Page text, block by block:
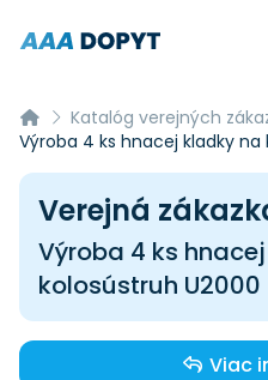
Katalóg verejných
Výroba 4 ks hnacej kladky na
Verejná
Výroba 4 ks
kolosústruh U2000
Viac